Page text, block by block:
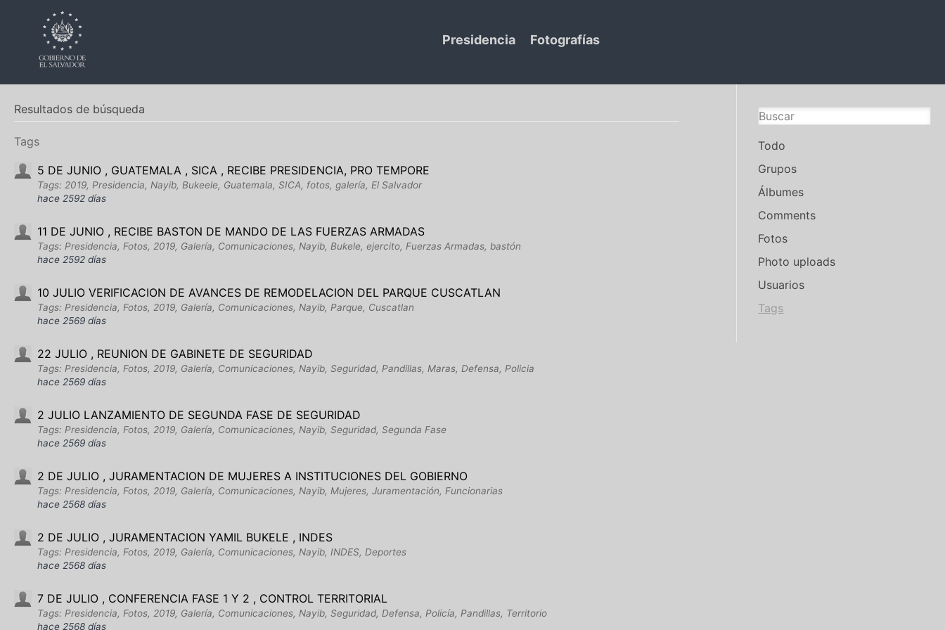
Presidencia Fotografías
Resultados de búsqueda
Tags
5 DE JUNIO , GUATEMALA , SICA , RECIBE PRESIDENCIA, PRO TEMPORE
Tags: 2019, Presidencia, Nayib, Bukeele, Guatemala, SICA, fotos, galería, El Salvador
hace 2592 días
11 DE JUNIO , RECIBE BASTON DE MANDO DE LAS FUERZAS ARMADAS
Tags: Presidencia, Fotos, 2019, Galería, Comunicaciones, Nayib, Bukele, ejercito, Fuerzas Armadas, bastón
hace 2592 días
10 JULIO VERIFICACION DE AVANCES DE REMODELACION DEL PARQUE CUSCATLAN
Tags: Presidencia, Fotos, 2019, Galería, Comunicaciones, Nayib, Parque, Cuscatlan
hace 2569 días
22 JULIO , REUNION DE GABINETE DE SEGURIDAD
Tags: Presidencia, Fotos, 2019, Galería, Comunicaciones, Nayib, Seguridad, Pandillas, Maras, Defensa, Policia
hace 2569 días
2 JULIO LANZAMIENTO DE SEGUNDA FASE DE SEGURIDAD
Tags: Presidencia, Fotos, 2019, Galería, Comunicaciones, Nayib, Seguridad, Segunda Fase
hace 2569 días
2 DE JULIO , JURAMENTACION DE MUJERES A INSTITUCIONES DEL GOBIERNO
Tags: Presidencia, Fotos, 2019, Galería, Comunicaciones, Nayib, Mujeres, Juramentación, Funcionarias
hace 2568 días
2 DE JULIO , JURAMENTACION YAMIL BUKELE , INDES
Tags: Presidencia, Fotos, 2019, Galería, Comunicaciones, Nayib, INDES, Deportes
hace 2568 días
7 DE JULIO , CONFERENCIA FASE 1 Y 2 , CONTROL TERRITORIAL
Tags: Presidencia, Fotos, 2019, Galería, Comunicaciones, Nayib, Seguridad, Defensa, Policía, Pandillas, Territorio
hace 2568 días
Todo
Grupos
Álbumes
Comments
Fotos
Photo uploads
Usuarios
Tags